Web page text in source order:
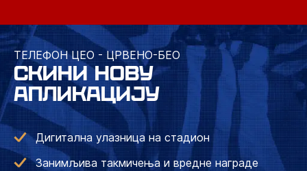
ТЕЛЕФОН ЦЕО - ЦРВЕНО-БЕО
СКИНИ НОВУ
АПЛИКАЦИЈУ
Дигитална улазница на стадион
Занимљива такмичења и вредне награде